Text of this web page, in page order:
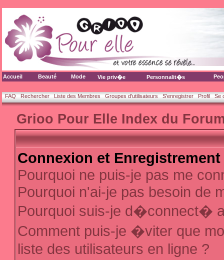
Accueil Beauté Mode Vie priv�e Personnalit�s
FAQ Rechercher Liste des Membres Groupes d'utilisateurs S'enregistrer Profil Se
Grioo Pour Elle Index du
Connexion et Enregistrement
Pourquoi ne puis-je pas me
Pourquoi n'ai-je pas besoin de
Pourquoi suis-je d�connect�
Comment puis-je �viter que
liste des utilisateurs en ligne ?